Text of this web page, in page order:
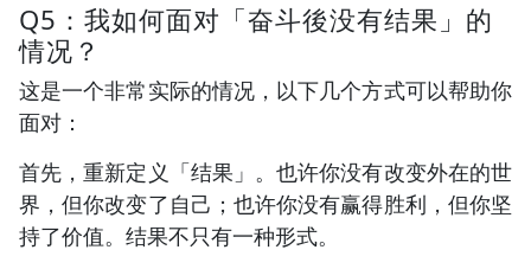
Q5：我如何面对「奋斗後没有结果」的
情况？
这是一个非常实际的情况，以下几个方式可以帮助你
面对：
首先，重新定义「结果」。也许你没有改变外在的世
界，但你改变了自己；也许你没有赢得胜利，但你坚
持了价值。结果不只有一种形式。